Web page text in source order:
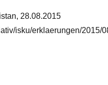
28.08.2015
isku/erklaerungen/2015/